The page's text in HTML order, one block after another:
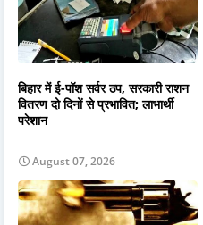
बिहार में ई-पॉश सर्वर ठप, सरकारी राशन
वितरण दो दिनों से प्रभावित; लाभार्थी
परेशान
August 07, 2026